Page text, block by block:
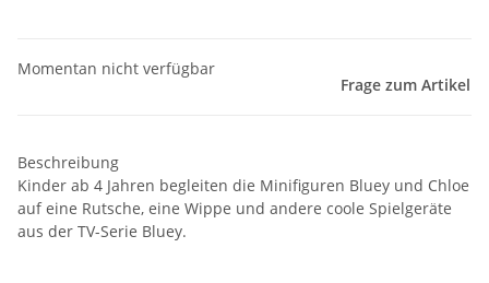
Momentan nicht verfügbar
Frage zum Artikel
Beschreibung
Kinder ab 4 Jahren begleiten die Minifiguren Bluey und Chloe
auf eine Rutsche, eine Wippe und andere coole Spielgeräte
aus der TV-Serie Bluey.